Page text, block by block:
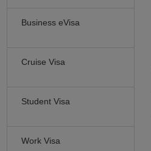
Business eVisa
Cruise Visa
Student Visa
Work Visa